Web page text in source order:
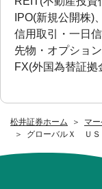
松井証券ホーム
マ
グローバルＸ Ｕ
IPO(新規公開株)
信用取引・一日
先物・オプショ
FX(外国為替証拠